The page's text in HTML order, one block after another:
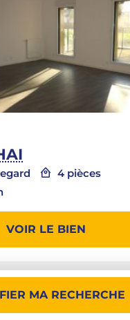
MA RECHERCHE
4 pièces
VOIR LE BIEN